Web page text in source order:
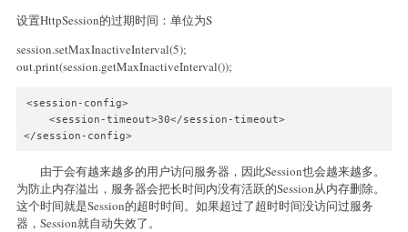
设置HttpSession的过期时间：单位为S
session.setMaxInactiveInterval(5);
out.print(session.getMaxInactiveInterval());
<session-config>
    <session-timeout>30</session-timeout>
</session-config>
由于会有越来越多的用户访问服务器，因此Session也会越来越多。
为防止内存溢出，服务器会把长时间内没有活跃的Session从内存删除。
这个时间就是Session的超时时间。如果超过了超时时间没访问过服务
器，Session就自动失效了。